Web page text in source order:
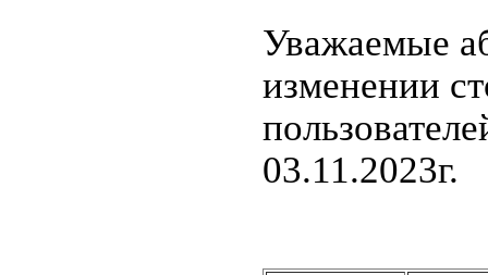
Уважаемые
изменении
03.11.2023г.